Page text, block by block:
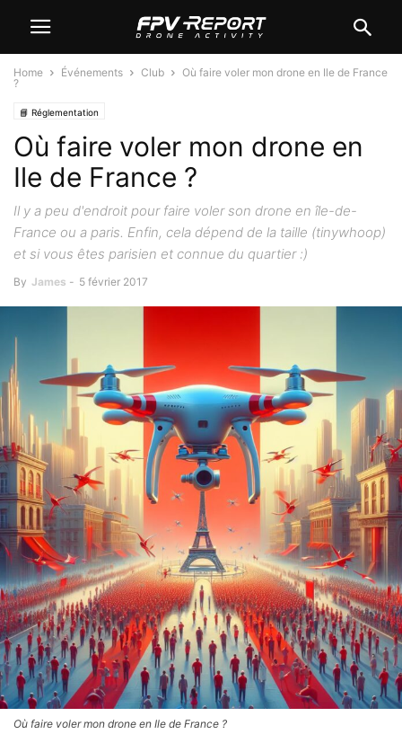
Home Événements Club
Où faire voler mon drone en Ile de France
?
📘 Réglementation
Où faire voler mon drone en
Ile de France ?
Il y a peu d'endroit pour faire voler son drone en île-de-
France ou a paris. Enfin, cela dépend de la taille (tinywhoop)
et si vous êtes parisien et connue du quartier :)
By James - 5 février 2017
Où faire voler mon drone en Ile de France ?